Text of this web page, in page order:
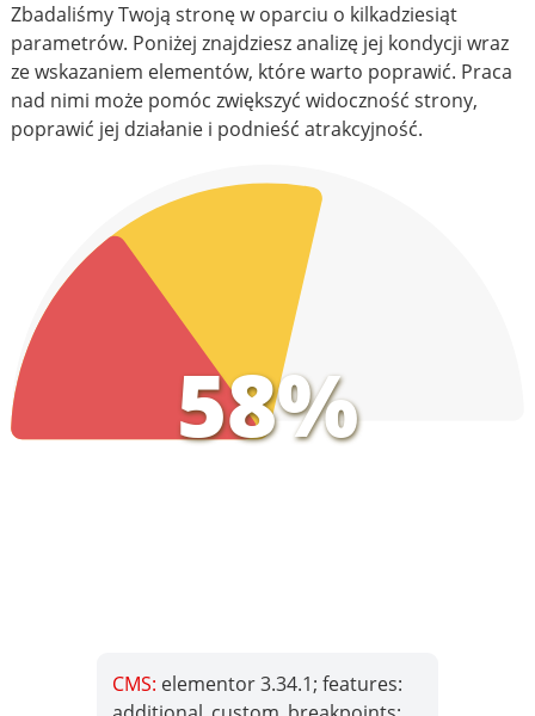
Zbadaliśmy Twoją stronę w oparciu o kilkadziesiąt
parametrów. Poniżej znajdziesz analizę jej kondycji wraz
ze wskazaniem elementów, które warto poprawić. Praca
nad nimi może pomóc zwiększyć widoczność strony,
poprawić jej działanie i podnieść atrakcyjność.
58%
CMS: elementor 3.34.1; features: